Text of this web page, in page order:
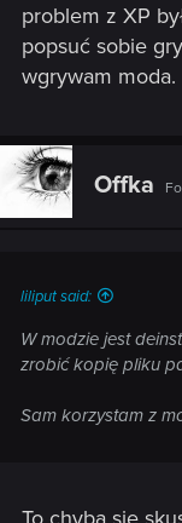
problem z XP
popsuć sobie
wgrywam moda.
Offka
liliput said:
W modzie jest
zrobić kopię pliku
Sam korzystam z
To chyba się